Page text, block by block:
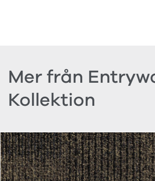
Mer från
Kollektion